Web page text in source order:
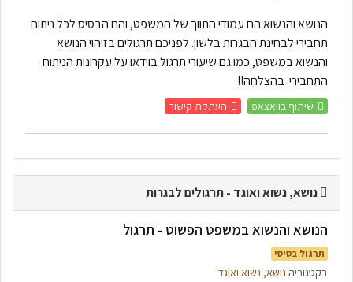
הנושא והנשוא הם עמודי התווך של המשפט, והם הבסיס לכל ניתוח
תחבירי לבחינת הבגרות בלשון. לפניכם תרגולים בזיהוי הנושא
והנשוא במשפט, כמו גם שיעורי תרגול בוידאו על עקרונות הניתוח
התחבירי. בהצלחה!!
שיתוף בוואצאפ העתקת קישור
נושא, נשוא ואוגד - תרגולים לבגרות
הנושא והנשוא במשפט הפשוט - תרגול
תרגול בסיסי
בקטגוריה נושא, נשוא ואוגד